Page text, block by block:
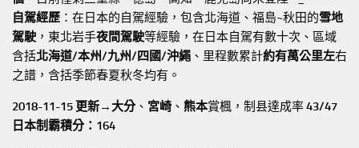
自駕經歷 ：在日本的自駕經驗，包含北海道、福島~秋田的雪地
駕駛 ，東北岩手夜間駕駛等經驗，在日本自駕有數十次、區域
含括北海道/本州/九州/四國/沖繩 、里程數累計約有萬公里左右
之譜，含括季節春夏秋冬均有。
2018-11-15 更新→ 大分、 宮崎 、 熊本賞楓，制县達成率43/47
日本制霸積分：164